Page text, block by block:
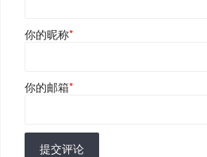
你的昵称*
你的邮箱*
提交评论